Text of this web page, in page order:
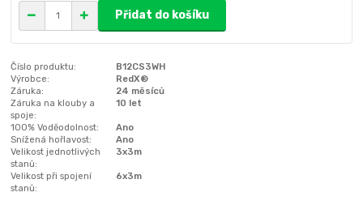
Přidat do košíku
Číslo produktu:
B12CS3WH
Výrobce:
RedX®
Záruka:
24 měsíců
Záruka na klouby a
spoje:
10 let
100% Voděodolnost:
Ano
Snížená hořlavost:
Ano
Velikost jednotlivých
stanů:
3x3m
Velikost při spojení
stanů:
6x3m